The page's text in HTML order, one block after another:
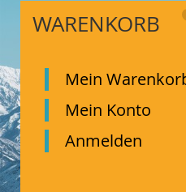
WARENKORB
Mein
Mein Konto
Anmelden